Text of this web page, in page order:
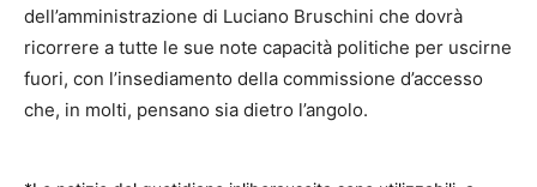
dell’amministrazione di Luciano Bruschini che dovrà
ricorrere a tutte le sue note capacità politiche per uscirne
fuori, con l’insediamento della commissione d’accesso
che, in molti, pensano sia dietro l’angolo.